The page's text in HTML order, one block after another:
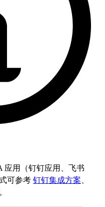
应用（钉钉应用、飞书
可参考 钉钉集成方案
。